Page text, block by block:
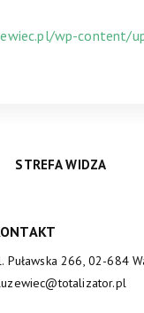
wp-content/
STREFA WIDZA
Puławska 266, 02-684